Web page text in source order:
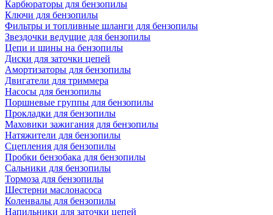
Карбюраторы для бензопилы
Ключи для бензопилы
Фильтры и топливные шланги для бензопилы
Звездочки ведущие для бензопилы
Цепи и шины на бензопилы
Диски для заточки цепей
Амортизаторы для бензопилы
Двигатели для триммера
Насосы для бензопилы
Поршневые группы для бензопилы
Прокладки для бензопилы
Маховики зажигания для бензопилы
Натяжители для бензопилы
Сцепления для бензопилы
Пробки бензобака для бензопилы
Сальники для бензопилы
Тормоза для бензопилы
Шестерни маслонасоса
Коленвалы для бензопилы
Напильники для заточки цепей